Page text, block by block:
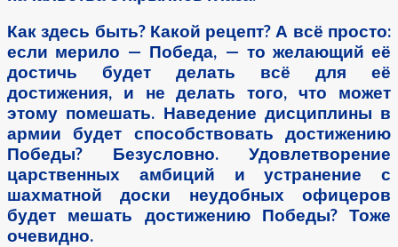
Как здесь быть? Какой рецепт? А всё просто:
если мерило — Победа, — то желающий её
достичь будет делать всё для её
достижения, и не делать того, что может
этому помешать. Наведение дисциплины в
армии будет способствовать достижению
Победы? Безусловно. Удовлетворение
царственных амбиций и устранение с
шахматной доски неудобных офицеров
будет мешать достижению Победы? Тоже
очевидно.